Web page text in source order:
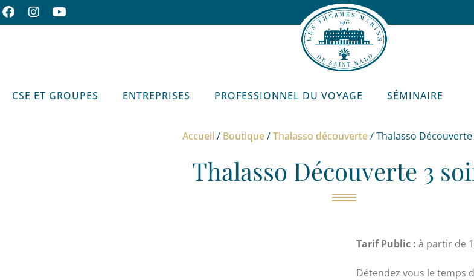
CSE ET GROUPES ENTREPRISES PROFESSIONNEL DU VOYAGE SÉMINAIRE
Accueil / Boutique/Thalasso découverte/ Thalasso Découverte
Thalasso Découverte 3
Tarif Public : à partir de
Détendez vous le temps